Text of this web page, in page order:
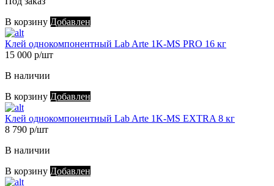
В корзину Добавлен
Клей однокомпонентный Lab Arte 1K-MS PRO 16 кг
15 000 р/шт
В наличии
В корзину Добавлен
Клей однокомпонентный Lab Arte 1K-MS EXTRA 8 кг
8 790 р/шт
В наличии
В корзину Добавлен